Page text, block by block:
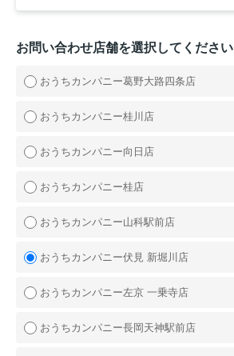
お問い合わせ店舗を選択してください
おうちカンパニー葛野大路四条店
おうちカンパニー桂川店
おうちカンパニー向日店
おうちカンパニー桂店
おうちカンパニー山科駅前店
おうちカンパニー伏見 新堀川店
おうちカンパニー左京 一乗寺店
おうちカンパニー長岡天神駅前店